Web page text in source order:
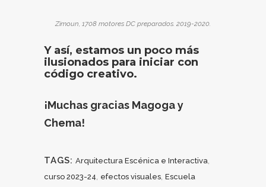
Zimoun, 1708 motores DC preparados. 2019-2020.
Y así, estamos un poco más
ilusionados para iniciar con
código creativo.
¡Muchas gracias Magoga y
Chema!
TAGS: Arquitectura Escénica e Interactiva
curso 2023-24 efectos visuales Escuela